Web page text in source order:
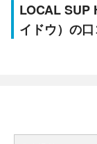
LOCAL SUP
イドウ）の口